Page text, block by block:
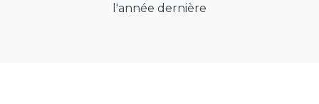
l'année dernière